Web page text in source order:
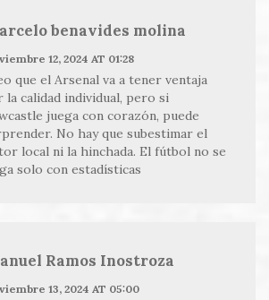
benavides molina
12, 2024 AT 01:28
que el Arsenal va a tener ventaja
la calidad individual, pero si
juega con corazón, puede
No hay que subestimar el
local ni la hinchada. El fútbol no se
solo con estadísticas
Ramos Inostroza
13, 2024 AT 05:00